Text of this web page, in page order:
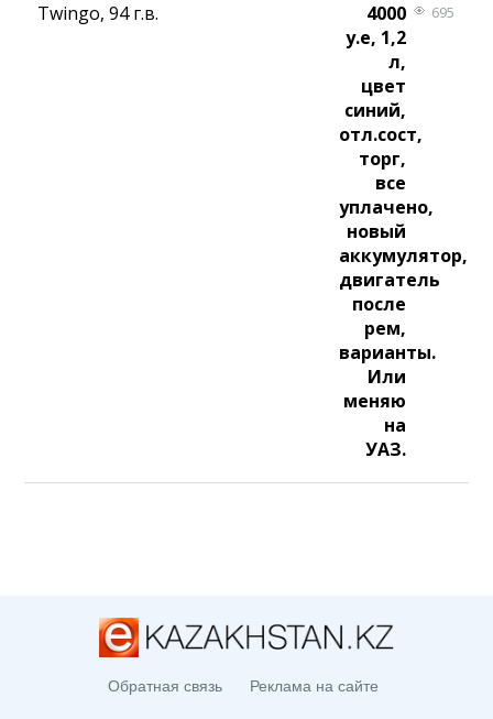
Twingo, 94 г.в.
4000
у.е, 1,2
л,
цвет
синий,
отл.сост,
торг,
все
уплачено,
новый
аккумулятор,
двигатель
после
рем,
варианты.
Или
меняю
на
УАЗ.
695
Обратная связь Реклама на сайте